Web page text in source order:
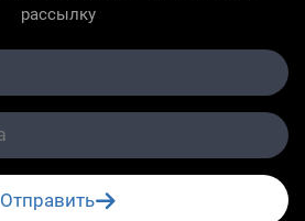
рассылку
Отправить